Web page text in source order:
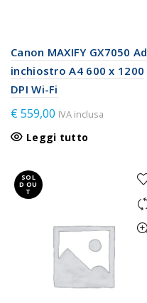
Canon MAXIFY GX7050 Ad
inchiostro A4 600 x 1200
DPI Wi-Fi
€559,00 IVA inclusa
Leggi tutto
SOL
D OU
T